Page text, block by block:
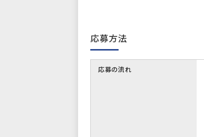
応募方法
応募の流れ